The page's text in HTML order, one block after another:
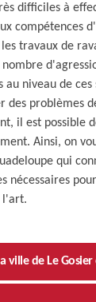
difficiles à
compétences
travaux de
nombre
au niveau de
des problèmes
il est possible
Ainsi, on
qui
nécessaires
l'art.
de Le Gosier